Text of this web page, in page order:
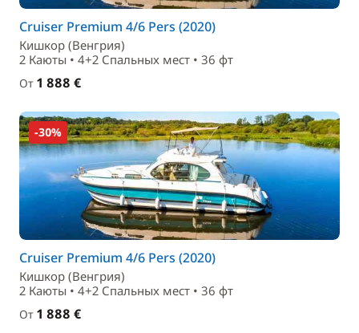
Cruiser Premium 4/6 Pers (2020)
Кишкор (Венгрия)
2 Каюты • 4+2 Спальныx мест • 36 фт
От 1 888 €
-30%
Cruiser Premium 4/6 Pers (2020)
Кишкор (Венгрия)
2 Каюты • 4+2 Спальныx мест • 36 фт
От 1 888 €